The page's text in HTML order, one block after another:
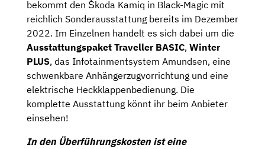
bekommt den Škoda Kamiq in Black-Magic mit
reichlich Sonderausstattung bereits im Dezember
2022. Im Einzelnen handelt es sich dabei um die
Ausstattungspaket Traveller BASIC, Winter
PLUS, das Infotainmentsystem Amundsen, eine
schwenkbare Anhängerzugvorrichtung und eine
elektrische Heckklappenbedienung. Die
komplette Ausstattung könnt ihr beim Anbieter
einsehen!
In den Überführungskosten ist eine